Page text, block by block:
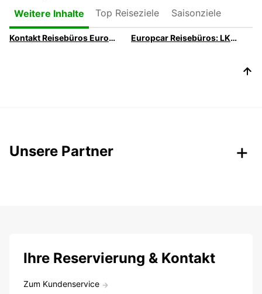
Weitere Inhalte
Top Reiseziele Saisonziele
Kontakt Reisebüros Europcar Europcar Reisebüros: LKW & Transporter-Übersicht | Greenworld
Unsere Partner
Ihre Reservierung & Kontakt
Zum Kundenservice